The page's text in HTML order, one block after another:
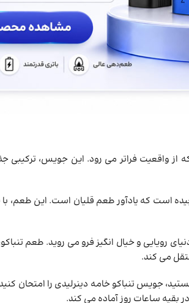
بررسی اصالت
از واقعیت فراتر می ‌رود. این جویس،
است که یادآور طعم قلیان است. این طعم،
رویایی و خیال ‌انگیز فرو می ‌روید. طعم
می‌ کند.
جویس تنباکو خامه دینرلیدی را امتحان
بقیه ساعات روز آماده می کند.